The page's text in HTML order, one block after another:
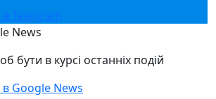
в Telegram
News
бути в курсі останніх подій
в Google News